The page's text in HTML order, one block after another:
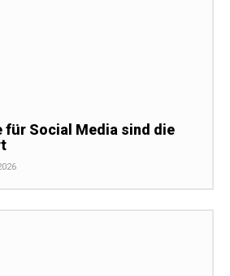
für Social Media sind die